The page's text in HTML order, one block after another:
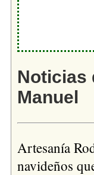
Noticias
Manuel
Artesanía
navideños